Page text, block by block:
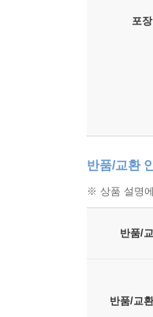
포
반품/교환
※ 상품 설명
반품/
반품/교